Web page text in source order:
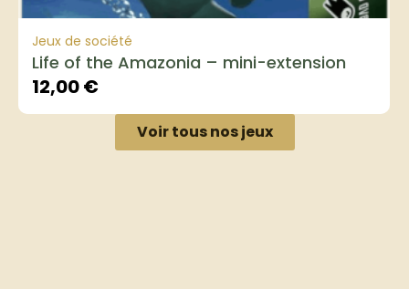
Jeux de société
Life of the Amazonia – mini-extension
12,00€
Voir tous nos jeux